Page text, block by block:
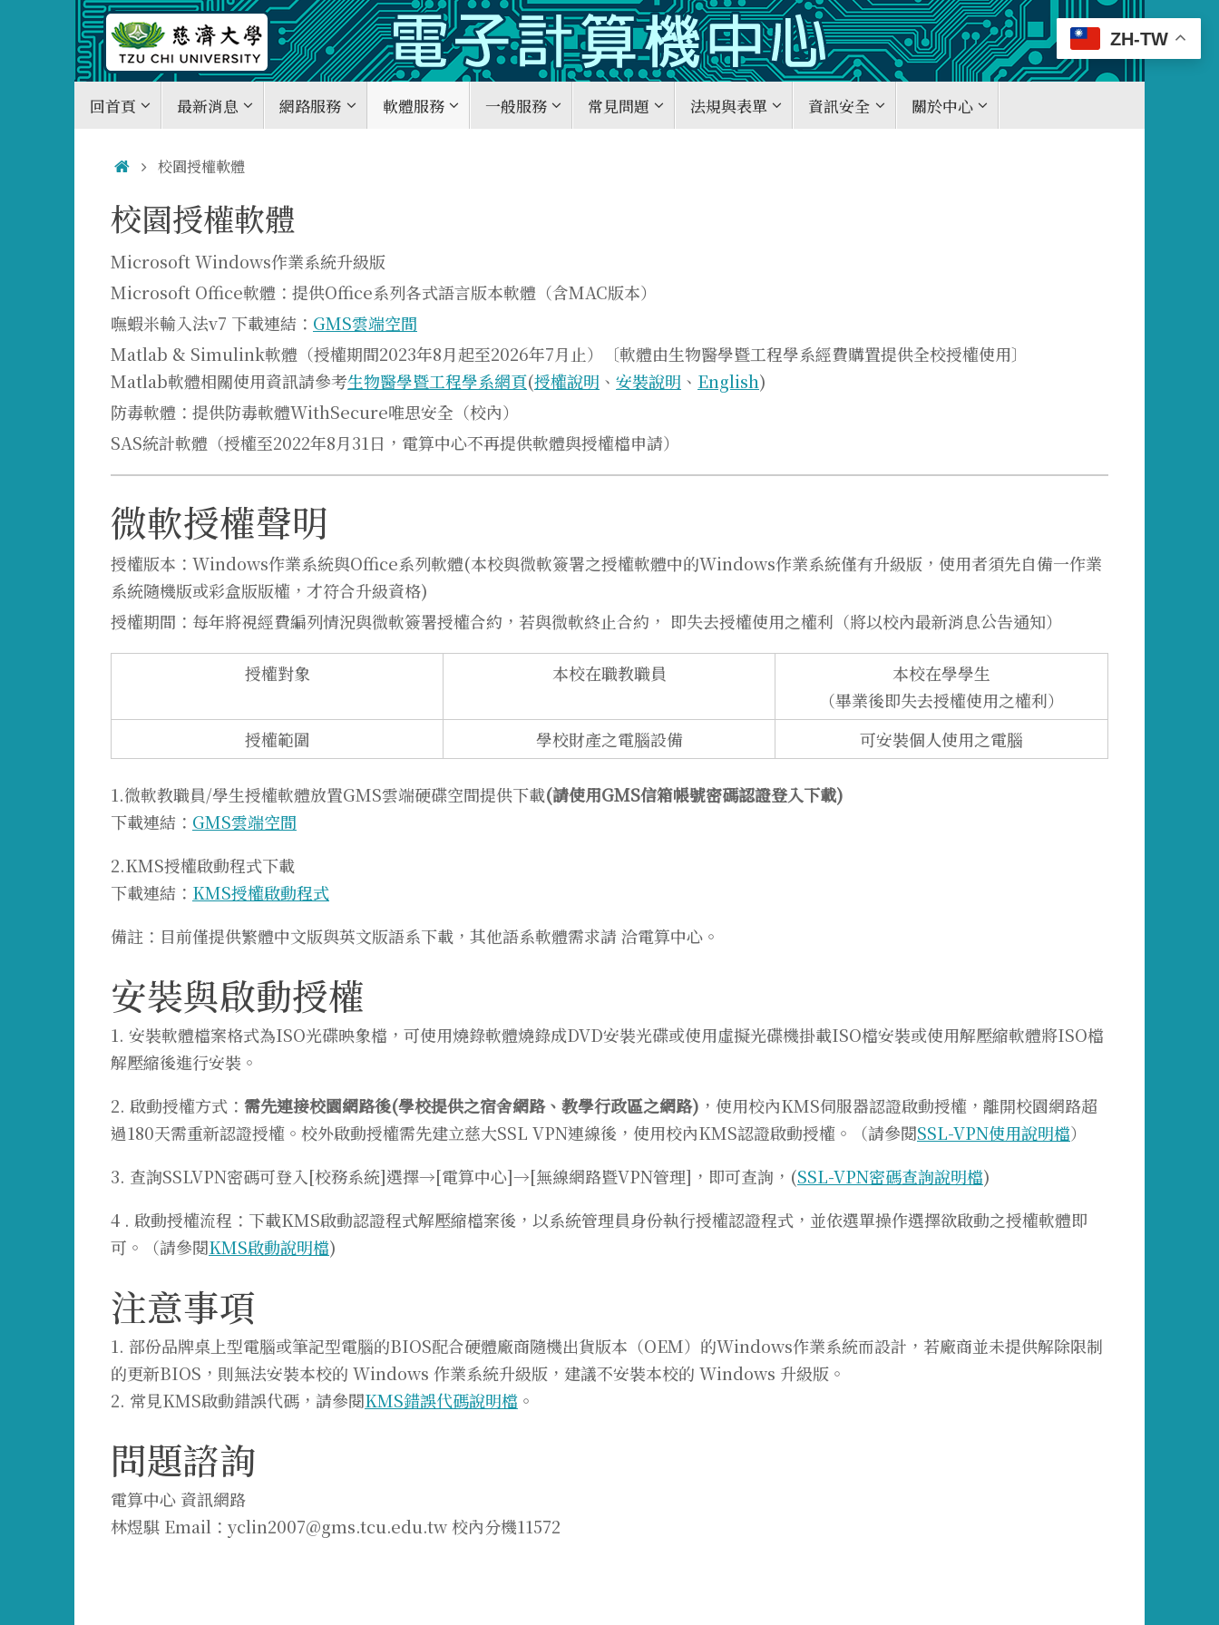
回首頁 最新消息 網路服務 軟體服務 一般服務 常見問題 法規與表單 資訊安全 關於中心
Home
校園授權軟體
校園授權軟體
Microsoft Windows作業系統升級版
Microsoft Office軟體：提供Office系列各式語言版本軟體（含MAC版本）
嘸蝦米輸入法v7 下載連結： GMS雲端空間
Matlab & Simulink軟體（授權期間2023年8月起至2026年7月止）〔軟體由生物醫學暨工程學系經費購置提供全校授權使用〕
Matlab軟體相關使用資訊請參考生物醫學暨工程學系網頁(授權說明 、 安裝說明 、 English)
防毒軟體：提供防毒軟體WithSecure唯思安全（校內）
SAS統計軟體（授權至2022年8月31日，電算中心不再提供軟體與授權檔申請）
微軟授權聲明
授權版本：Windows作業系統與Office系列軟體(本校與微軟簽署之授權軟體中的Windows作業系統僅有升級版，使用者須先自備一作業
系統隨機版或彩盒版版權，才符合升級資格)
授權期間：每年將視經費編列情況與微軟簽署授權合約，若與微軟終止合約， 即失去授權使用之權利（將以校內最新消息公告通知）
授權對象 本校在職教職員
本校在學學生
（畢業後即失去授權使用之權利）
授權範圍
學校財產之電腦設備 可安裝個人使用之電腦
1.微軟教職員/學生授權軟體放置GMS雲端硬碟空間提供下載(請使用GMS信箱帳號密碼認證登入下載)
下載連結： GMS雲端空間
2.KMS授權啟動程式下載
下載連結： KMS授權啟動程式
備註：目前僅提供繁體中文版與英文版語系下載，其他語系軟體需求請 洽電算中心。
安裝與啟動授權
1. 安裝軟體檔案格式為ISO光碟映象檔，可使用燒錄軟體燒錄成DVD安裝光碟或使用虛擬光碟機掛載ISO檔安裝或使用解壓縮軟體將ISO檔
解壓縮後進行安裝。
2. 啟動授權方式： 需先連接校園網路後(學校提供之宿舍網路、教學行政區之網路) ，使用校內KMS伺服器認證啟動授權，離開校園網路超
過180天需重新認證授權。校外啟動授權需先建立慈大SSL VPN連線後，使用校內KMS認證啟動授權。（請參閱SSL-VPN使用說明檔）
3. 查詢SSLVPN密碼可登入[校務系統]選擇→[電算中心]→[無線網路暨VPN管理]，即可查詢，(SSL-VPN密碼查詢說明檔)
4 . 啟動授權流程：下載KMS啟動認證程式解壓縮檔案後，以系統管理員身份執行授權認證程式，並依選單操作選擇欲啟動之授權軟體即
可。（請參閱KMS啟動說明檔)
注意事項
1. 部份品牌桌上型電腦或筆記型電腦的BIOS配合硬體廠商隨機出貨版本（OEM）的Windows作業系統而設計，若廠商並未提供解除限制
的更新BIOS，則無法安裝本校的 Windows 作業系統升級版，建議不安裝本校的 Windows 升級版。
2. 常見KMS啟動錯誤代碼，請參閱KMS錯誤代碼說明檔 。
問題諮詢
電算中心 資訊網路
林煜騏 Email：yclin2007@gms.tcu.edu.tw 校內分機11572
ZH-TW